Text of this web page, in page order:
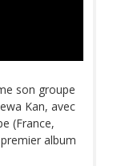
son groupe
Kan, avec
(France,
album